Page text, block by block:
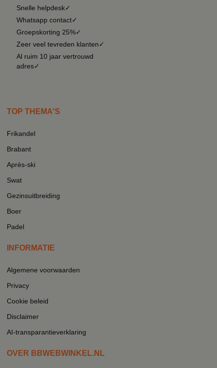
Snelle helpdesk✓
Whatsapp contact✓
Groepskorting 25%✓
Zeer veel tevreden klanten✓
Al ruim 10 jaar vertrouwd
adres✓
TOP THEMA'S
Frikandel
Brabant
Après-ski
Swat
Gezinsuitbreiding
Boer
Padel
INFORMATIE
Algemene voorwaarden
Privacy
Cookie beleid
Disclaimer
AI-transparantieverklaring
OVER BBWEBWINKEL.NL